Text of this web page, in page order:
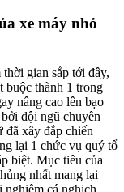
xe máy nhỏ
gian sắp tới đây,
buộc thành 1 trong
nâng cao lên bạo
đội ngũ chuyên
đã xây đắp chiến
lại 1 chức vụ quý tổ
biệt. Mục tiêu của
nhất mang lại